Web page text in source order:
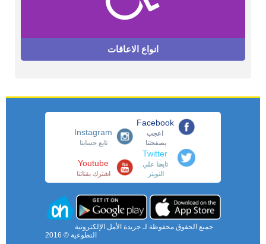
انواع الاعاقات
Facebook
اعجب
بصفحتنا
Instagram
تابع حسابنا
Twitter
تابعنا علي
التويتر
Youtube
اشترك بقناتنا
جميع الحقوق محفوظة لـ جريدة الأمل الإلكترونية
التطوعية © 2016